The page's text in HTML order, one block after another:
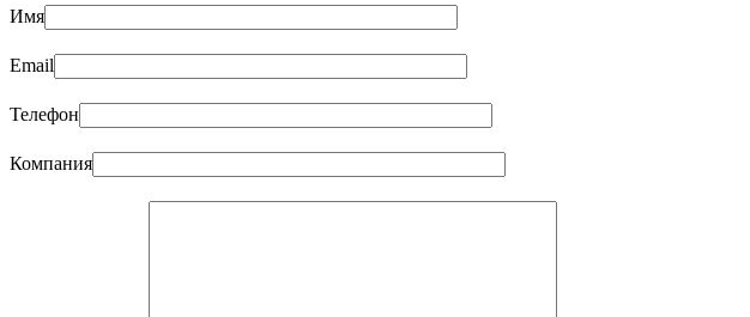
Имя
Email
Телефон
Компания